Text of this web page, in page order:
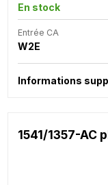
En stock
Entrée CA
W2E
Informations
1541/1357-AC